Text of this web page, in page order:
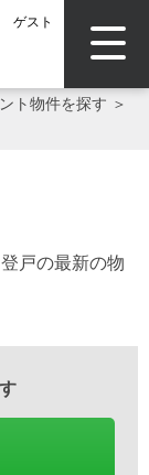
ゲスト
ト物件を探す ＞
戸の最新の物